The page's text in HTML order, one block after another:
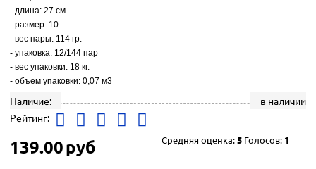
- длина: 27 см.
- размер: 10
- вес пары: 114 гр.
- упаковка: 12/144 пар
- вес упаковки: 18 кг.
- объем упаковки: 0,07 м3
Наличие:
в наличии
Рейтинг:
Средняя оценка:5 Голосов: 1
139.00руб